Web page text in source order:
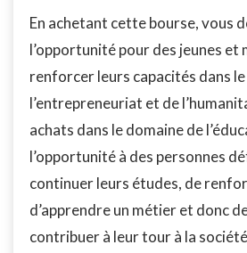
En achetant cette bourse, vous
l’opportunité pour des jeunes et
renforcer leurs capacités dans
l’entrepreneuriat et de
achats dans le domaine de
l’opportunité à des personnes
continuer leurs études, de
d’apprendre un métier et donc
contribuer à leur tour à la